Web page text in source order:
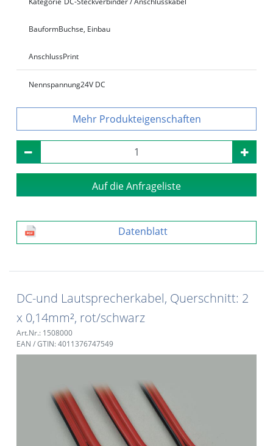
BauformBuchse, Einbau
AnschlussPrint
Nennspannung24V DC
Produkteigenschaften
Auf die Anfrageliste
Datenblatt
DC-und Lautsprecherkabel, Querschnitt: 2
x 0,14mm², rot/schwarz
Art.Nr.: 1508000
EAN / GTIN: 4011376747549